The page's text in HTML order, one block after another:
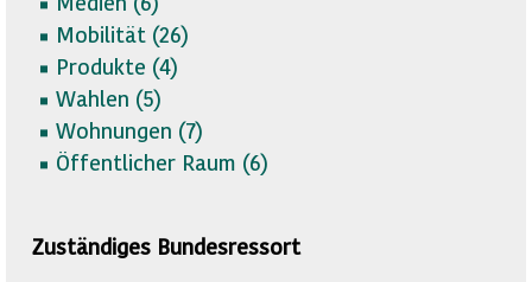
Mobilität (26)
Produkte (4)
Wahlen (5)
Wohnungen (7)
Öffentlicher Raum (6)
Zuständiges Bundesressort